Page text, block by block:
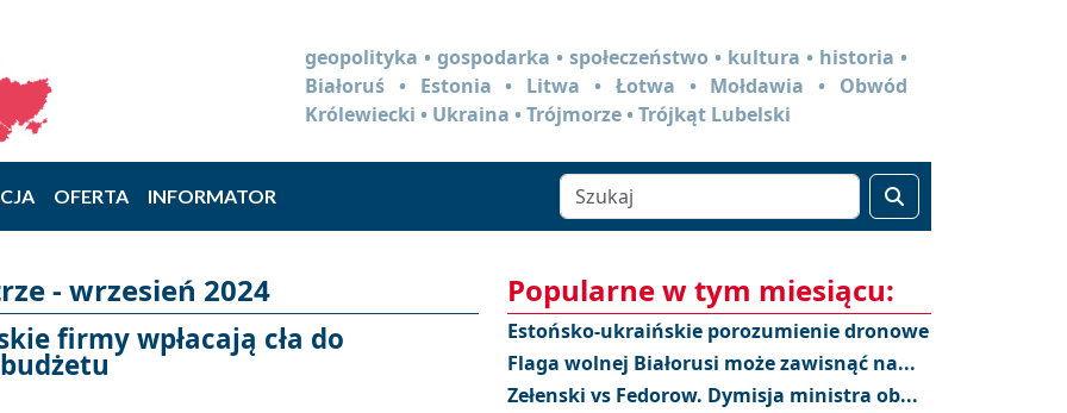
geopolityka • gospodarka • społeczeństwo • kultura • historia •
Białoruś • Estonia • Litwa • Łotwa • Mołdawia • Obwód
Królewiecki • Ukraina • Trójmorze • Trójkąt Lubelski
OFERTA INFORMATOR
- wrzesień 2024
firmy wpłacają cła do
Popularne w tym miesiącu:
Estońsko-ukraińskie porozumienie dronowe
Flaga wolnej Białorusi może zawisnąć na...
Zełenski vs Fedorow. Dymisja ministra ob...